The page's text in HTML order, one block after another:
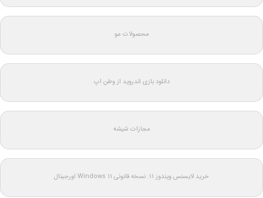
محصولات مو
دانلود بازی اندروید از وطن اپ
مجازات شیشه
خرید لایسنس ویندوز 11: نسخه قانونی Windows 11 اورجینال